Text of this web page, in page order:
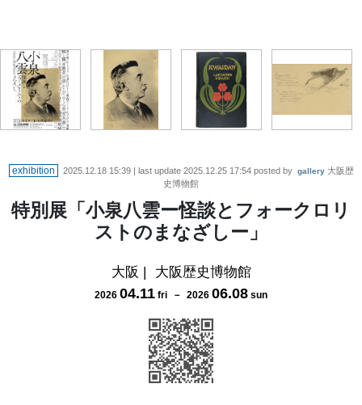
exhibition 2025.12.18 15:39| last update 2025.12.25 17:54posted by gallery 大阪歴
史博物館
特別展「小泉八雲ー怪談とフォークロリ
ストのまなざしー」
大阪 | 大阪歴史博物館
2026 04.11 fri － 2026 06.08 sun